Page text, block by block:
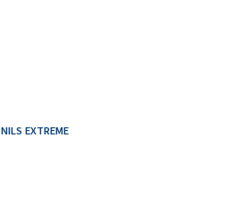
NILS EXTREME